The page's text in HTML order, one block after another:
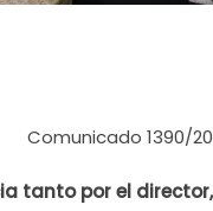
Comunicado 1390/
tanto por el director,